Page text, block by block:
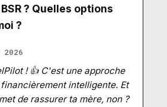
? Quelles options
?
! 👍 C'est une approche
intelligente. Et
de rassurer ta mère, non ?